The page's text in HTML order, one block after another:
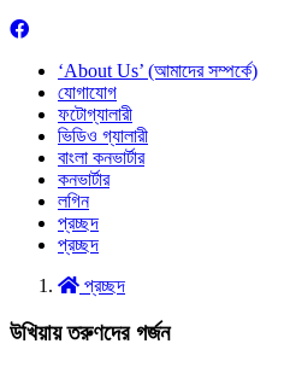
‘About Us’ (আমাদের সম্পর্কে)
যোগাযোগ
ফটোগ্যালারী
ভিডিও গ্যালারী
বাংলা কনভার্টার
কনভার্টার
লগিন
প্রচ্ছদ
প্রচ্ছদ
প্রচ্ছদ
উখিয়ায় তরুণদের গর্জন